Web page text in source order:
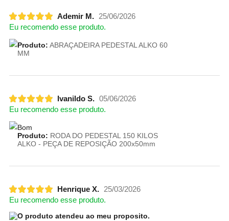
Ademir M.
25/06/2026
Eu recomendo esse produto.
Produto: ABRAÇADEIRA PEDESTAL ALKO 60
MM
Ivanildo S. 05/06/2026
Eu recomendo esse produto.
Bom
Produto: RODA DO PEDESTAL 150 KILOS
ALKO - PEÇA DE REPOSIÇÃO 200x50mm
Henrique X.
25/03/2026
Eu recomendo esse produto.
O produto atendeu ao meu proposito.